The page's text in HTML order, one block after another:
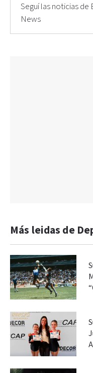
Seguí las noticias
News
Más leidas de